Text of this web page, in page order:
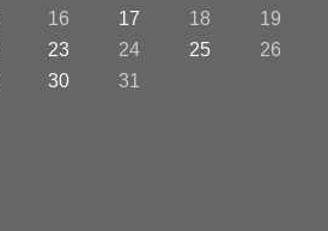
16 17 18
19
23 24 25
26
30
31